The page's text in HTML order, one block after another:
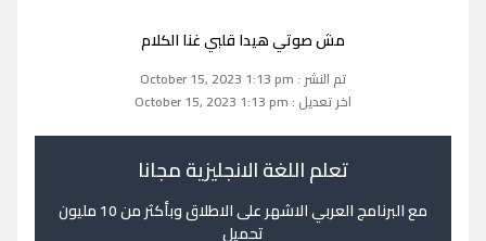
مش صوتي هيدا قلبي غنا الكلام
تم النشر : October 15, 2023 1:13 pm
اخر تعديل : October 15, 2023 1:13 pm
تعلم اللغة الانجليزية مجانا
مع البرنامج العربي الاشهر على الاطلاق وبأكثر من 10 مليون
تحميل